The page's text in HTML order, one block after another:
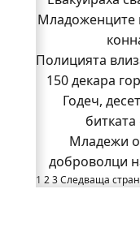
150 декара
Годеч,
Полицията
Възможни са
Какво накара
пред
Родов оброк
Младоженците
Полицията
150 декара
Годеч,
Младежи
доброволци
1 23Следваща